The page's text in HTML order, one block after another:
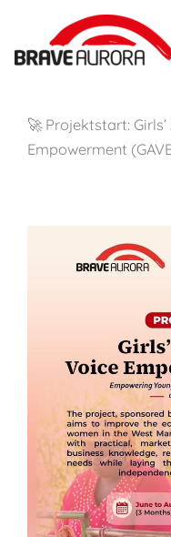
springen
🚀 Projektstart:
Empowerment